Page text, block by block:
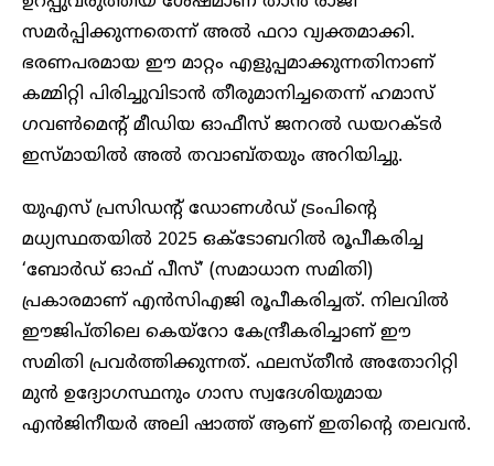
സമര്‍പ്പിക്കുന്നതെന്ന് അല്‍ ഫറാ വ്യക്തമാക്കി.
ഭരണപരമായ ഈ മാറ്റം എളുപ്പമാക്കുന്നതിനാണ്
കമ്മിറ്റി പിരിച്ചുവിടാന്‍ തീരുമാനിച്ചതെന്ന് ഹമാസ്
ഗവണ്‍മെന്റ് മീഡിയ ഓഫീസ് ജനറല്‍ ഡയറക്ടര്‍
ഇസ്മായില്‍ അല്‍ തവാബ്തയും അറിയിച്ചു.
യുഎസ് പ്രസിഡന്റ് ഡോണള്‍ഡ് ട്രംപിന്റെ
മധ്യസ്ഥതയില്‍ 2025 ഒക്ടോബറില്‍ രൂപീകരിച്ച
‘ബോര്‍ഡ് ഓഫ് പീസ്’ (സമാധാന സമിതി)
പ്രകാരമാണ് എന്‍സിഎജി രൂപീകരിച്ചത്. നിലവില്‍
ഈജിപ്തിലെ കെയ്റോ കേന്ദ്രീകരിച്ചാണ് ഈ
സമിതി പ്രവര്‍ത്തിക്കുന്നത്. ഫലസ്തീന്‍ അതോറിറ്റി
മുന്‍ ഉദ്യോഗസ്ഥനും ഗാസ സ്വദേശിയുമായ
എന്‍ജിനീയര്‍ അലി ഷാത്ത് ആണ് ഇതിന്റെ തലവന്‍.